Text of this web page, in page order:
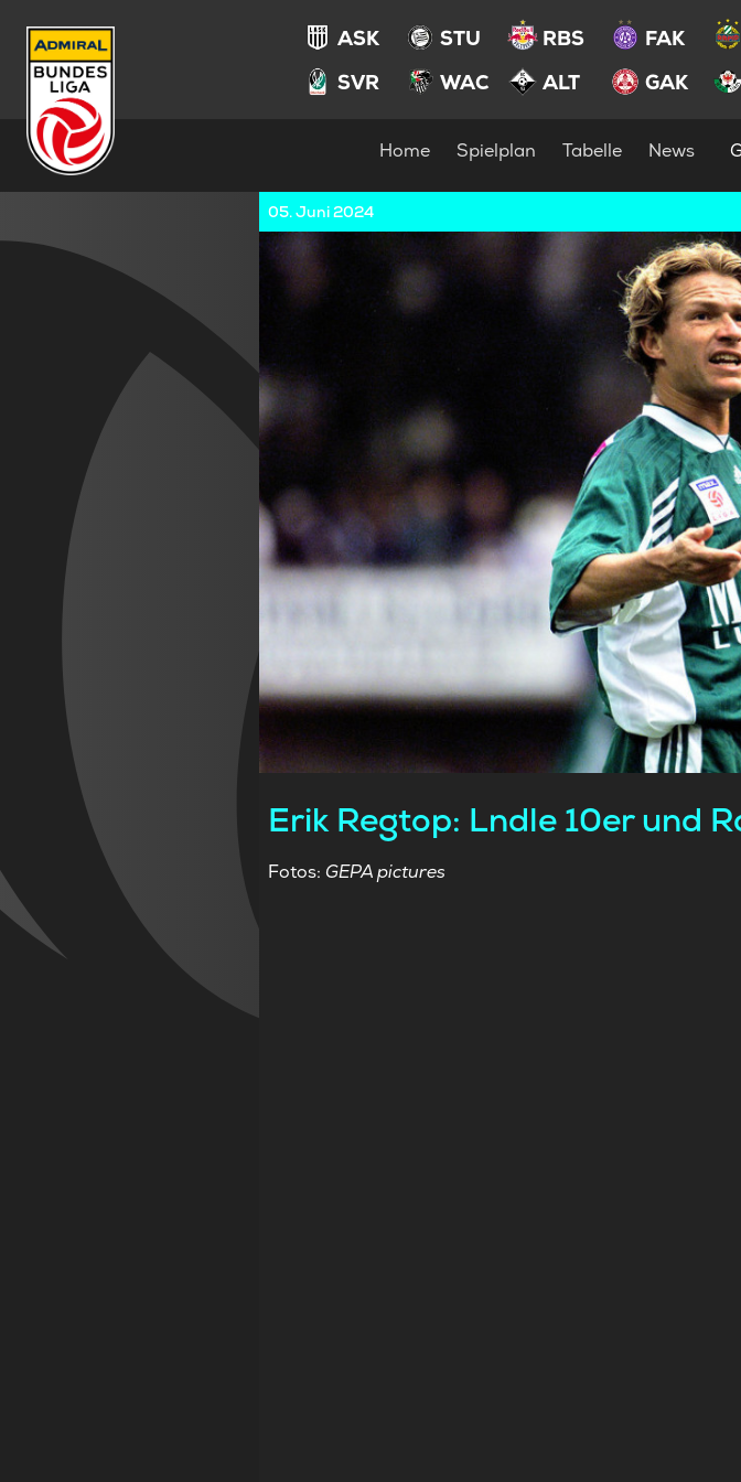
ASK STU RBS FAK
SVR
WAC ALT GAK
Home Spielplan Tabelle News
05. Juni 2024
Erik Regtop: Lndle 10er und
Fotos: GEPA pictures